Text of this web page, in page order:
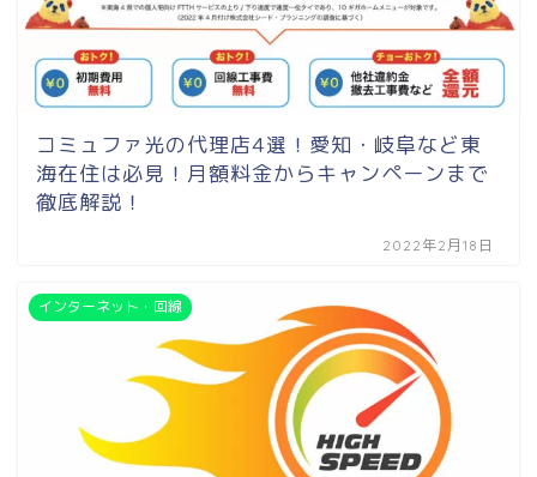
コミュファ光の代理店4選！愛知・岐阜など東
海在住は必見！月額料金からキャンペーンまで
徹底解説！
2022年2月18日
インターネット・回線